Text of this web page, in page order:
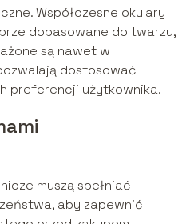
Współczesne okulary
dopasowane do twarzy,
są nawet w
dostosować
preferencji użytkownika.
muszą spełniać
aby zapewnić